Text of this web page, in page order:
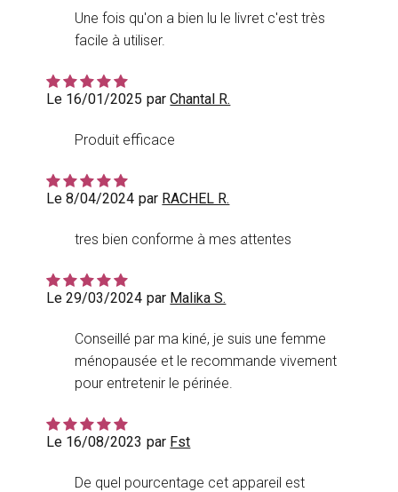
Une fois qu'on a bien lu le livret c'est très
facile à utiliser.
Le 16/01/2025 parChantal R.
Produit efficace
Le 8/04/2024 par RACHEL R.
tres bien conforme à mes attentes
Le 29/03/2024 par Malika S.
Conseillé par ma kiné, je suis une femme
ménopausée et le recommande vivement
pour entretenir le périnée.
Le 16/08/2023 par Fst
De quel pourcentage cet appareil est